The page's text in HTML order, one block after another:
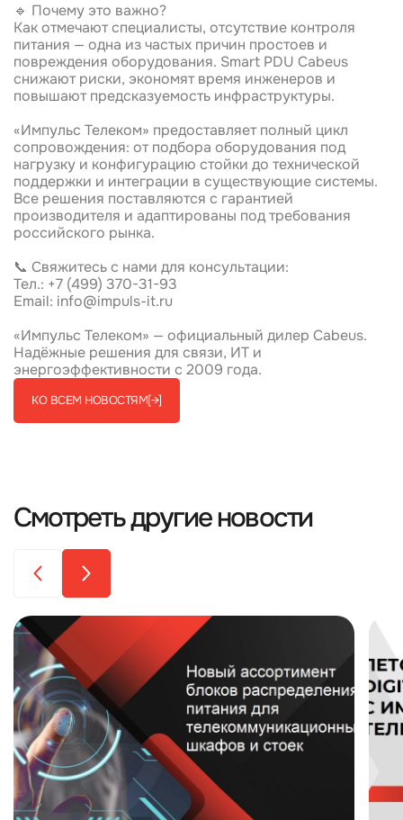
🔹 Почему это важно?
Как отмечают специалисты, отсутствие контроля
питания — одна из частых причин простоев и
повреждения оборудования. Smart PDU Cabeus
снижают риски, экономят время инженеров и
повышают предсказуемость инфраструктуры.
«Импульс Телеком» предоставляет полный цикл
сопровождения: от подбора оборудования под
нагрузку и конфигурацию стойки до технической
поддержки и интеграции в существующие системы.
Все решения поставляются с гарантией
производителя и адаптированы под требования
российского рынка.
📞 Свяжитесь с нами для консультации:
Тел.: +7 (499) 370-31-93
Email: info@impuls-it.ru
«Импульс Телеком» — официальный дилер Cabeus.
Надёжные решения для связи, ИТ и
энергоэффективности с 2009 года.
КО ВСЕМ НОВОСТЯМ[→]
Смотреть другие новости